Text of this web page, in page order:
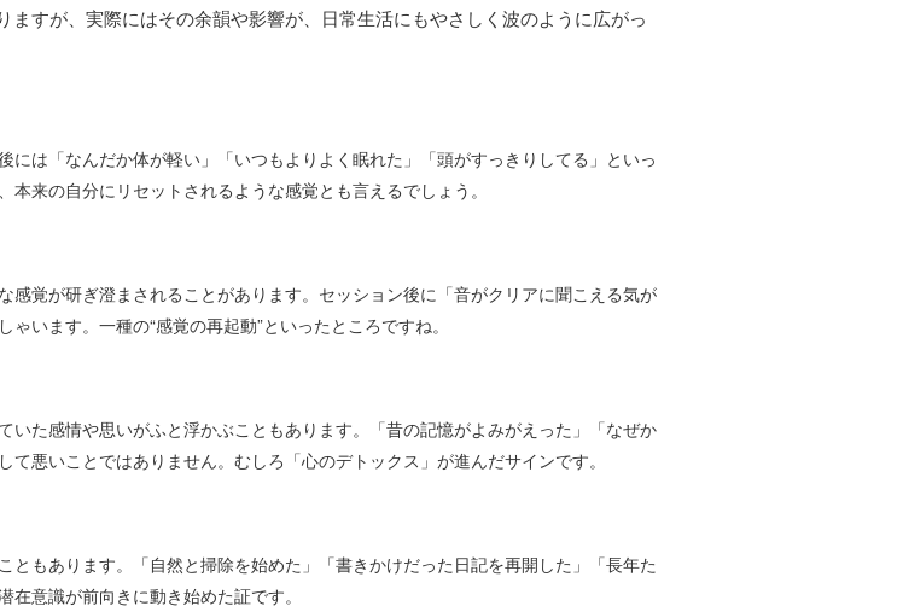
すが、実際にはその余韻や影響が、日常生活にもやさしく波のように広がっ
は「なんだか体が軽い」「いつもよりよく眠れた」「頭がすっきりしてる」といっ
来の自分にリセットされるような感覚とも言えるでしょう。
覚が研ぎ澄まされることがあります。セッション後に「音がクリアに聞こえる気が
います。一種の“感覚の再起動”といったところですね。
た感情や思いがふと浮かぶこともあります。「昔の記憶がよみがえった」「なぜか
悪いことではありません。むしろ「心のデトックス」が進んだサインです。
もあります。「自然と掃除を始めた」「書きかけだった日記を再開した」「長年た
意識が前向きに動き始めた証です。